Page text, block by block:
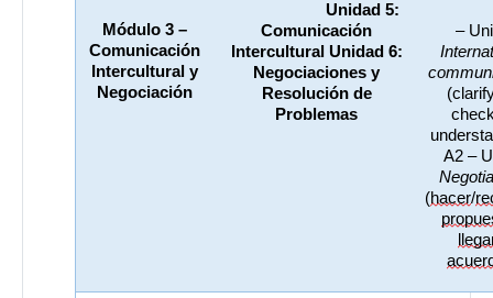
Módulo 3 –
Comunicación
Intercultural y
Negociación
Unidad 5:
Comunicación
Intercultural Unidad 6:
Negociaciones y
Resolución de
Problemas
(hacer/